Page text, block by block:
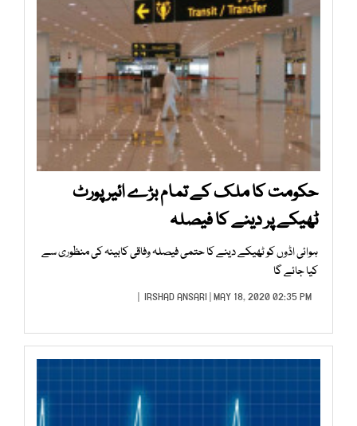
حکومت کا ملک کے تمام بڑے ائیر پورٹ
ٹھیکے پر دینے کا فیصلہ
ہوائی اڈوں کو ٹھیکے دینے کا حتمی فیصلہ وفاقی کابینہ کی منظوری سے
کیا جائے گا
IRSHAD ANSARI | MAY 18, 2020 02:35 PM |